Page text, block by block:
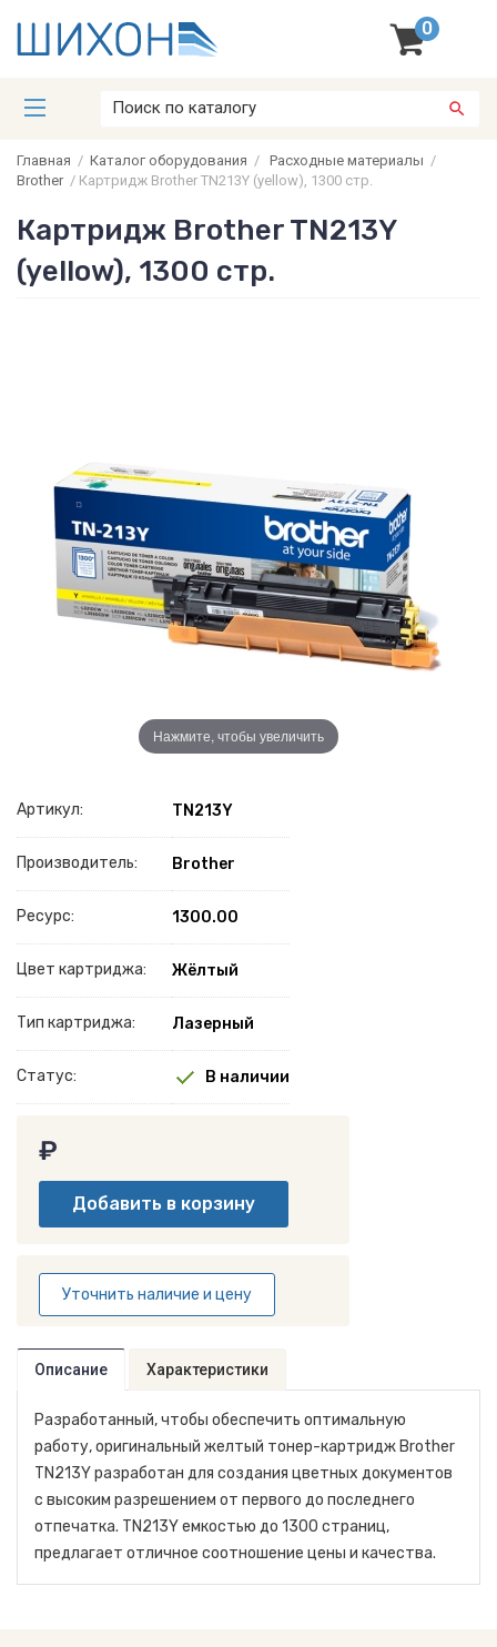
0
Главная / Каталог оборудования / Расходные материалы /
Brother/ Картридж Brother TN213Y (yellow), 1300 стр.
Картридж Brother TN213Y
(yellow), 1300 стр.
Нажмите, чтобы увеличить
Артикул: TN213Y
Производитель: Brother
Ресурс: 1300.00
Цвет картриджа: Жёлтый
Тип картриджа: Лазерный
Статус: В наличии
₽
Уточнить наличие и цену
Описание Характеристики
Разработанный, чтобы обеспечить оптимальную
работу, оригинальный желтый тонер-картридж Brother
TN213Y разработан для создания цветных документов
с высоким разрешением от первого до последнего
отпечатка. TN213Y емкостью до 1300 страниц,
предлагает отличное соотношение цены и качества.